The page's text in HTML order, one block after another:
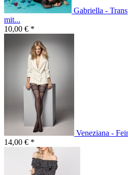
Gabriella -
mit...
10,00 € *
Veneziana -
14,00 € *